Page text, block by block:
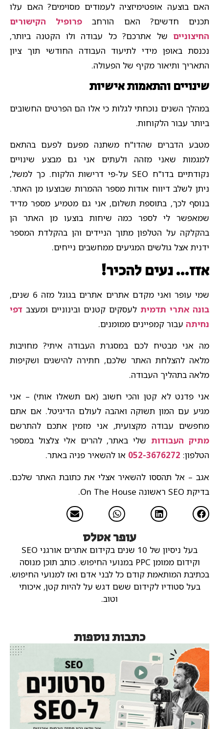
האם בוצעה אופטימיזציה לעמודים מסוימים? האם עלו
תכנים חדשים? האם הורחב פרופיל הקישורים
החיצוניים של אתרכם? כל עבודה ולו הקטנה ביותר,
נכנסת באופן מידי לתיעוד העבודה החודשי תוך ציון
התאריך ותיאור מקיף של הפעולה.
שינויים והתאמות אישיות
במהלך השנים נוכחתי לגלות כי אלו הם הפרטים החשובים
ביותר עבור הלקוחות.
מטבע הדברים שהדו"ח משתנה מפעם לפעם בהתאם
למגמות שאני מזהה ולעתים אני גם מבצע שינויים
נקודתיים בדו"ח SEO על-פי דרישות הלקוח. כך למשל,
ניתן לשלב דיווח אודות מספר ההמרות שבוצעו מן האתר.
בנוסף לכך, בתוספת תשלום, אני גם מטמיע מספר מדיד
שמאפשר לי לספר כמה שיחות בוצעו מן האתר הן
בהקלקה על הטלפון מתוך הניידים והן בהקלדת המספר
ידנית אצל גולשים המגיעים ממחשבים נייחים.
אזז… נעים להכיר!
שמי עופר ואני מקדם אתרים אתרים בגוגל מזה 6 שנים,
בונה אתרי תדמית לעסקים קטנים ובינוניים ומעצב דפי
נחיתה עבור קמפיינים ממומנים.
מה אני מבטיח לכם במסגרת העבודה איתי? מחויבות
מלאה להצלחת האתר שלכם, חתירה להישגים ושקיפות
מלאה בתהליך העבודה.
אני פדנט לא קטן והכי חשוב (אם תשאלו אותי) – אני
מגיע עם המון תשוקה ואהבה לעולם הדיגיטל. אם אתם
מחפשים עבודה מקצועית, אני מזמין אתכם להתרשם
מתיק העבודות שלי באתר, להרים אלי צלצול במספר
הטלפון: 052-3676272 או להשאיר פניה באתר.
אגב – אל תהססו להשאיר אצלי את כתובת האתר שלכם.
בדיקת SEO ראשונה On The House.
עופר אטלס
בעל ניסיון של 10 שנים בקידום אתרים אורגני SEO
וקידום ממומן PPC במנועי החיפוש.
כותב תוכן מנוסה
בכתיבת המותאמת קודם כל לבני אדם ואז למנועי החיפוש.
בעל סטודיו לקידום ששם דגש על להיות קטן, איכותי
וטוב.
כתבות נוספות